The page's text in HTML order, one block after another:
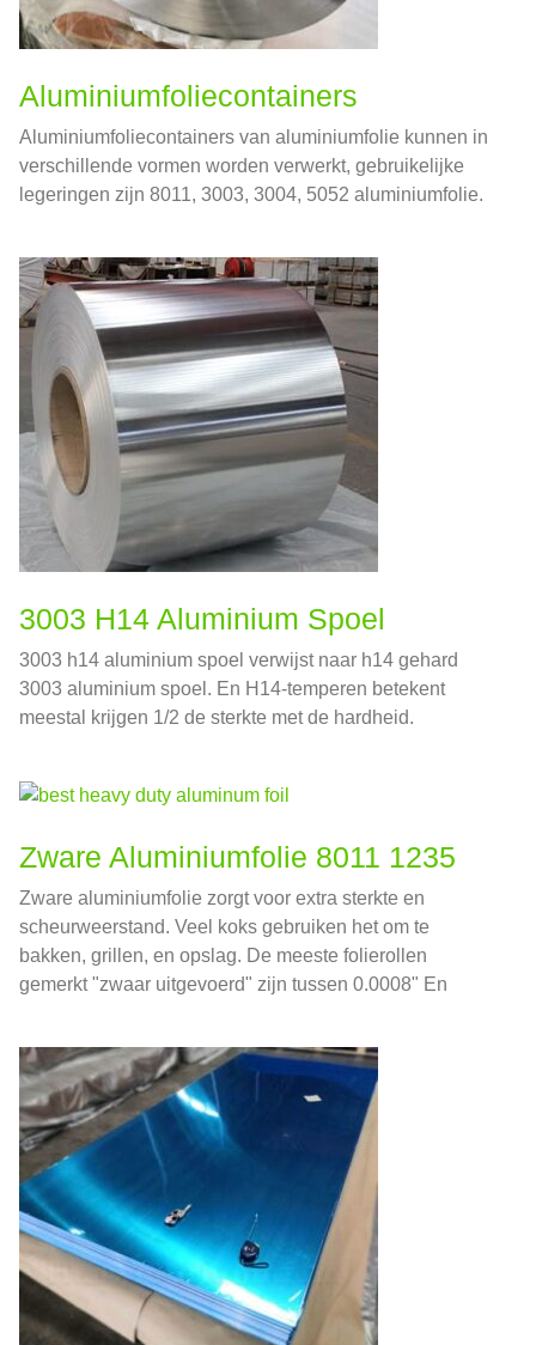
Aluminiumfoliecontainers
Aluminiumfoliecontainers van aluminiumfolie kunnen in
verschillende vormen worden verwerkt, gebruikelijke
legeringen zijn 8011, 3003, 3004, 5052 aluminiumfolie.
3003 H14 Aluminium Spoel
3003 h14 aluminium spoel verwijst naar h14 gehard
3003 aluminium spoel. En H14-temperen betekent
meestal krijgen 1/2 de sterkte met de hardheid.
Zware Aluminiumfolie 8011 1235
Zware aluminiumfolie zorgt voor extra sterkte en
scheurweerstand. Veel koks gebruiken het om te
bakken, grillen, en opslag. De meeste folierollen
gemerkt "zwaar uitgevoerd" zijn tussen 0.0008" En